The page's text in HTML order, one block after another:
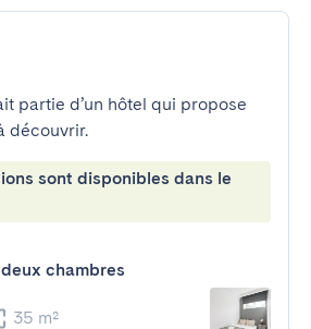
partie d’un hôtel qui propose
découvrir.
sont disponibles dans le
chambres
35 m²